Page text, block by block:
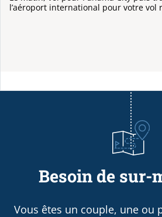
l’aéroport international pour votre vol
Besoin de sur-
Vous êtes un couple, une ou